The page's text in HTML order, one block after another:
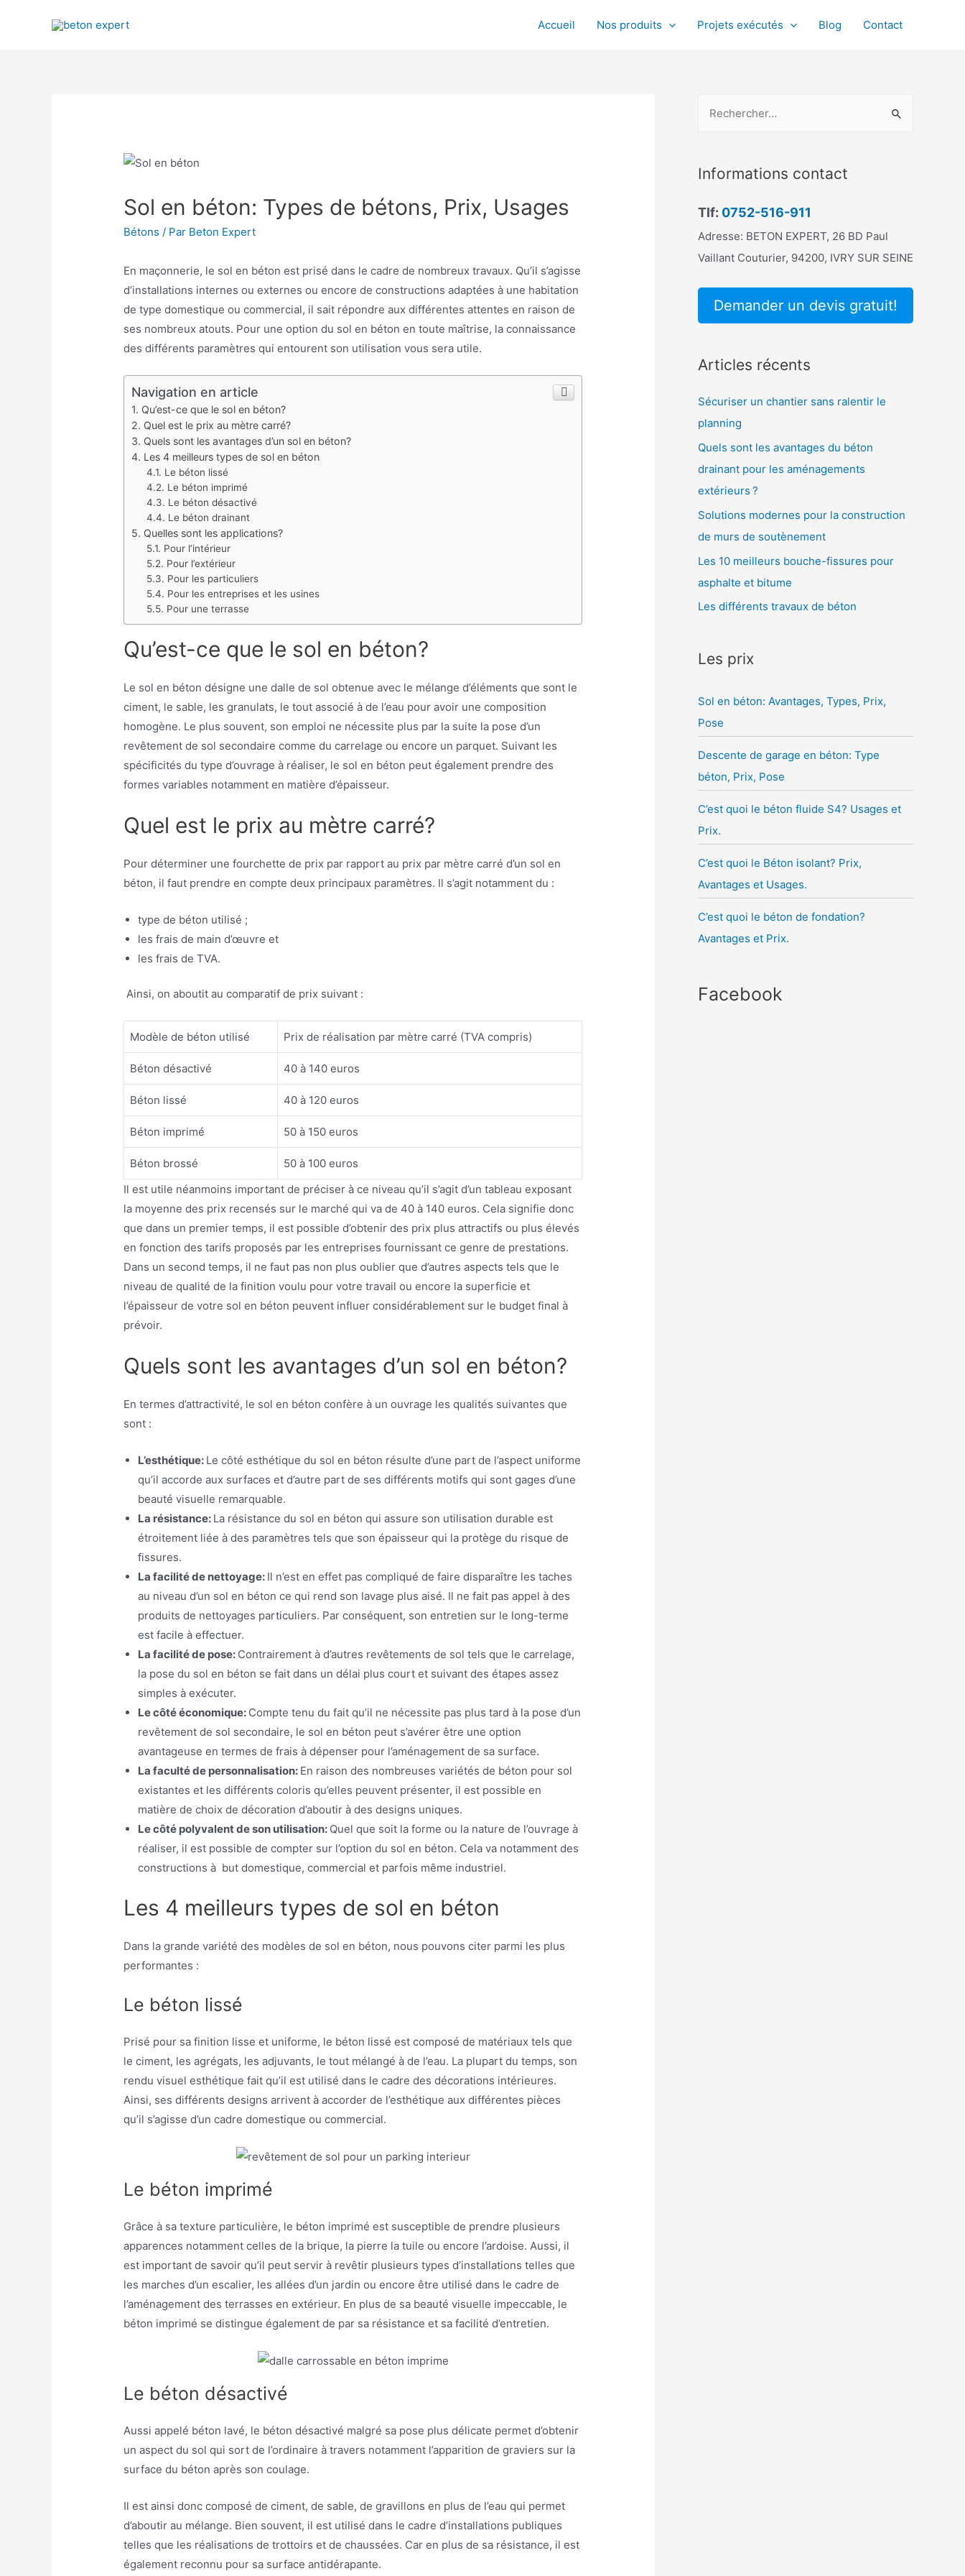
Accueil Nos produits Projets exécutés Blog Contact
Sol en béton: Types de bétons, Prix, Usages
Bétons / Par Beton Expert
En maçonnerie, le sol en béton est prisé dans le cadre de nombreux travaux. Qu’il s’agisse
d’installations internes ou externes ou encore de constructions adaptées à une habitation
de type domestique ou commercial, il sait répondre aux différentes attentes en raison de
ses nombreux atouts. Pour une option du sol en béton en toute maîtrise, la connaissance
des différents paramètres qui entourent son utilisation vous sera utile.
Navigation en article
Qu’est-ce que le sol en béton?
Quel est le prix au mètre carré?
Quels sont les avantages d’un sol en béton?
Les 4 meilleurs types de sol en béton
Le béton lissé
Le béton imprimé
Le béton désactivé
Le béton drainant
Quelles sont les applications?
Pour l’intérieur
Pour l’extérieur
Pour les particuliers
Pour les entreprises et les usines
Pour une terrasse
Qu’est-ce que le sol en béton?
Le sol en béton désigne une dalle de sol obtenue avec le mélange d’éléments que sont le
ciment, le sable, les granulats, le tout associé à de l’eau pour avoir une composition
homogène. Le plus souvent, son emploi ne nécessite plus par la suite la pose d’un
revêtement de sol secondaire comme du carrelage ou encore un parquet. Suivant les
spécificités du type d’ouvrage à réaliser, le sol en béton peut également prendre des
formes variables notamment en matière d’épaisseur.
Quel est le prix au mètre carré?
Pour déterminer une fourchette de prix par rapport au prix par mètre carré d’un sol en
béton, il faut prendre en compte deux principaux paramètres. Il s’agit notamment du :
type de béton utilisé ;
les frais de main d’œuvre et
les frais de TVA.
Ainsi, on aboutit au comparatif de prix suivant :
Modèle de béton utilisé Prix de réalisation par mètre carré (TVA compris)
Béton désactivé 40 à 140 euros
Béton lissé 40 à 120 euros
Béton imprimé 50 à 150 euros
Béton brossé
50 à 100 euros
Il est utile néanmoins important de préciser à ce niveau qu’il s’agit d’un tableau exposant
la moyenne des prix recensés sur le marché qui va de 40 à 140 euros. Cela signifie donc
que dans un premier temps, il est possible d’obtenir des prix plus attractifs ou plus élevés
en fonction des tarifs proposés par les entreprises fournissant ce genre de prestations.
Dans un second temps, il ne faut pas non plus oublier que d’autres aspects tels que le
niveau de qualité de la finition voulu pour votre travail ou encore la superficie et
l’épaisseur de votre sol en béton peuvent influer considérablement sur le budget final à
prévoir.
Quels sont les avantages d’un sol en béton?
En termes d’attractivité, le sol en béton confère à un ouvrage les qualités suivantes que
sont :
L’esthétique: Le côté esthétique du sol en béton résulte d’une part de l’aspect uniforme
qu’il accorde aux surfaces et d’autre part de ses différents motifs qui sont gages d’une
beauté visuelle remarquable.
La résistance: La résistance du sol en béton qui assure son utilisation durable est
étroitement liée à des paramètres tels que son épaisseur qui la protège du risque de
fissures.
La facilité de nettoyage: Il n’est en effet pas compliqué de faire disparaître les taches
au niveau d’un sol en béton ce qui rend son lavage plus aisé. Il ne fait pas appel à des
produits de nettoyages particuliers. Par conséquent, son entretien sur le long-terme
est facile à effectuer.
La facilité de pose: Contrairement à d’autres revêtements de sol tels que le carrelage,
la pose du sol en béton se fait dans un délai plus court et suivant des étapes assez
simples à exécuter.
Le côté économique: Compte tenu du fait qu’il ne nécessite pas plus tard à la pose d’un
revêtement de sol secondaire, le sol en béton peut s’avérer être une option
avantageuse en termes de frais à dépenser pour l’aménagement de sa surface.
La faculté de personnalisation: En raison des nombreuses variétés de béton pour sol
existantes et les différents coloris qu’elles peuvent présenter, il est possible en
matière de choix de décoration d’aboutir à des designs uniques.
Le côté polyvalent de son utilisation: Quel que soit la forme ou la nature de l’ouvrage à
réaliser, il est possible de compter sur l’option du sol en béton. Cela va notamment des
constructions à but domestique, commercial et parfois même industriel.
Les 4 meilleurs types de sol en béton
Dans la grande variété des modèles de sol en béton, nous pouvons citer parmi les plus
performantes :
Le béton lissé
Prisé pour sa finition lisse et uniforme, le béton lissé est composé de matériaux tels que
le ciment, les agrégats, les adjuvants, le tout mélangé à de l’eau. La plupart du temps, son
rendu visuel esthétique fait qu’il est utilisé dans le cadre des décorations intérieures.
Ainsi, ses différents designs arrivent à accorder de l’esthétique aux différentes pièces
qu’il s’agisse d’un cadre domestique ou commercial.
Le béton imprimé
Grâce à sa texture particulière, le béton imprimé est susceptible de prendre plusieurs
apparences notamment celles de la brique, la pierre la tuile ou encore l’ardoise. Aussi, il
est important de savoir qu’il peut servir à revêtir plusieurs types d’installations telles que
les marches d’un escalier, les allées d’un jardin ou encore être utilisé dans le cadre de
l’aménagement des terrasses en extérieur. En plus de sa beauté visuelle impeccable, le
béton imprimé se distingue également de par sa résistance et sa facilité d’entretien.
Le béton désactivé
Aussi appelé béton lavé, le béton désactivé malgré sa pose plus délicate permet d’obtenir
un aspect du sol qui sort de l’ordinaire à travers notamment l’apparition de graviers sur la
surface du béton après son coulage.
Il est ainsi donc composé de ciment, de sable, de gravillons en plus de l’eau qui permet
d’aboutir au mélange. Bien souvent, il est utilisé dans le cadre d’installations publiques
telles que les réalisations de trottoirs et de chaussées. Car en plus de sa résistance, il est
également reconnu pour sa surface antidérapante.
h
r
c
h
Informations contact
Tlf: 0752-516-911
Adresse: BETON EXPERT, 26 BD Paul
Vaillant Couturier, 94200, IVRY SUR SEINE
Demander un devis gratuit!
Articles récents
Sécuriser un chantier sans ralentir le
planning
Quels sont les avantages du béton
drainant pour les aménagements
extérieurs ?
Solutions modernes pour la construction
de murs de soutènement
Les 10 meilleurs bouche-fissures pour
asphalte et bitume
Les différents travaux de béton
Les prix
Sol en béton: Avantages, Types, Prix,
Pose
Descente de garage en béton: Type
béton, Prix, Pose
C’est quoi le béton fluide S4? Usages et
Prix.
C’est quoi le Béton isolant? Prix,
Avantages et Usages.
C’est quoi le béton de fondation?
Avantages et Prix.
Facebook